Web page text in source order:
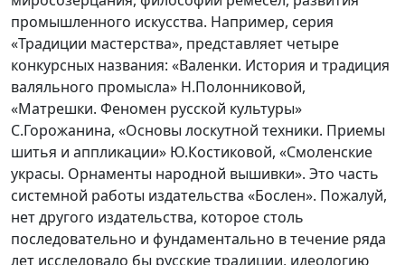
промышленного искусства. Например, серия
«Традиции мастерства», представляет четыре
конкурсных названия: «Валенки. История и традиция
валяльного промысла» Н.Полонниковой,
«Матрешки. Феномен русской культуры»
С.Горожанина, «Основы лоскутной техники. Приемы
шитья и аппликации» Ю.Костиковой, «Смоленские
украсы. Орнаменты народной вышивки». Это часть
системной работы издательства «Бослен». Пожалуй,
нет другого издательства, которое столь
последовательно и фундаментально в течение ряда
лет исследовало бы русские традиции, идеологию